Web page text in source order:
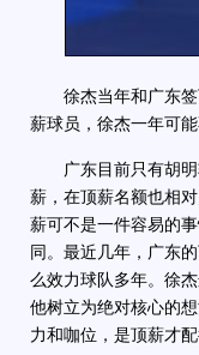
徐杰当年和广东签
薪球员，徐杰一年可
广东目前只有胡明
薪，在顶薪名额也相
薪可不是一件容易的
同。最近几年，广东
么效力球队多年。徐
他树立为绝对核心的
力和咖位，是顶薪才